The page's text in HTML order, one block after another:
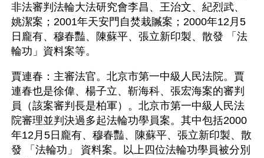
非法審判法輪大法研究會李昌、王治文、紀烈武、
姚潔案；2001年天安門自焚栽贓案；2000年12月5
日龐有、穆春豔、陳蘇平、張立新印製、散發 「法
輪功」資料案等。
賈連春：主審法官。北京市第一中級人民法院。賈
連春也是徐偉、楊子立、靳海科、張宏海案的審判
員（該案審判長是柏軍）。北京市第一中級人民法
院審理並判決過多起法輪功學員案。其中包括2000
年12月5日龐有、穆春豔、陳蘇平、張立新印製、散
發 「法輪功」 資料案。以上四位法輪功學員被分別